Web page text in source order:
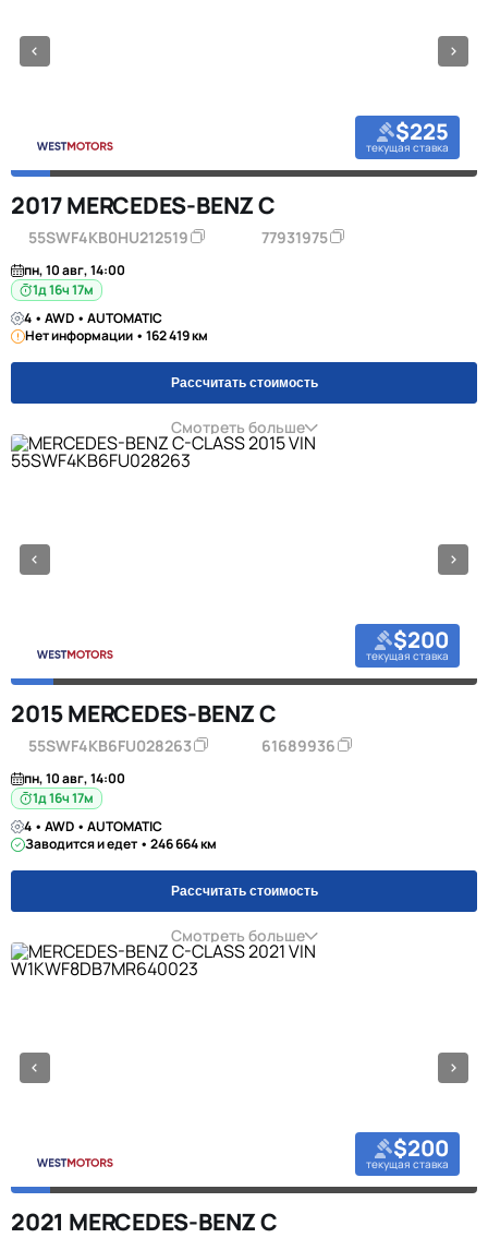
$225
текущая ставка
2017 MERCEDES-BENZ C
55SWF4KB0HU212519 77931975
пн, 10 авг, 14:00
1д 16ч 17м
4 • AWD • AUTOMATIC
Нет информации • 162 419 км
Рассчитать стоимость
Смотреть больше
$200
текущая ставка
2015 MERCEDES-BENZ C
55SWF4KB6FU028263 61689936
пн, 10 авг, 14:00
1д 16ч 17м
4 • AWD • AUTOMATIC
Заводится и едет • 246 664 км
Рассчитать стоимость
Смотреть больше
$200
текущая ставка
2021 MERCEDES-BENZ C